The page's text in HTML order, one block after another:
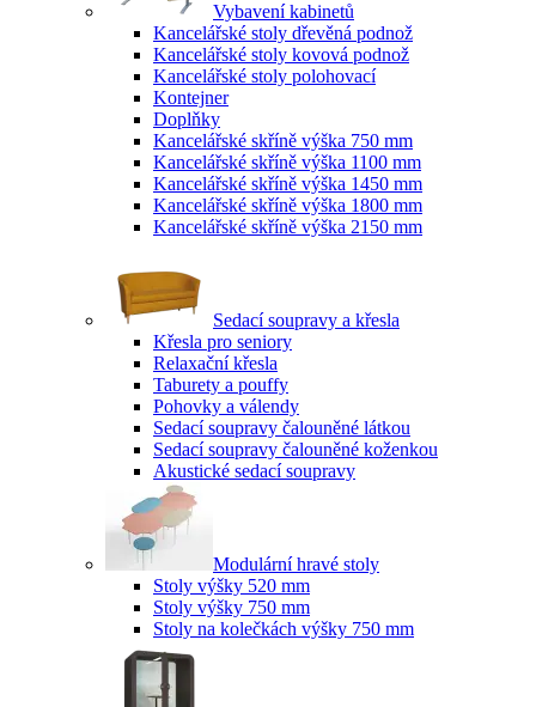
Vybavení kabinetů
Kancelářské stoly dřevěná podnož
Kancelářské stoly kovová podnož
Kancelářské stoly polohovací
Kontejner
Doplňky
Kancelářské skříně výška 750 mm
Kancelářské skříně výška 1100 mm
Kancelářské skříně výška 1450 mm
Kancelářské skříně výška 1800 mm
Kancelářské skříně výška 2150 mm
Sedací soupravy a křesla
Křesla pro seniory
Relaxační křesla
Taburety a pouffy
Pohovky a válendy
Sedací soupravy čalouněné látkou
Sedací soupravy čalouněné koženkou
Akustické sedací soupravy
Modulární hravé stoly
Stoly výšky 520 mm
Stoly výšky 750 mm
Stoly na kolečkách výšky 750 mm